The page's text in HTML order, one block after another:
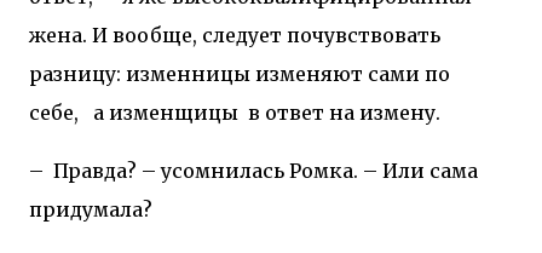
жена. И вообще, следует почувствовать
разницу: изменницы изменяют сами по
себе,
а изменщицы в ответ на измену.
– Правда? – усомнилась Ромка. – Или сама
придумала?